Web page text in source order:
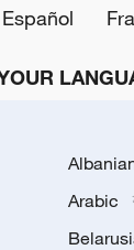
Español
Arabic